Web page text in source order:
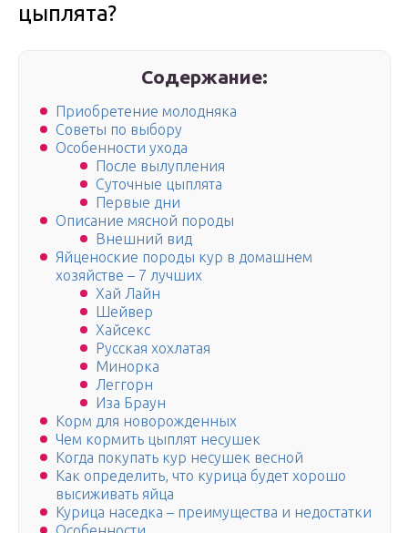
цыплята?
Содержание:
Приобретение молодняка
Советы по выбору
Особенности ухода
После вылупления
Суточные цыплята
Первые дни
Описание мясной породы
Внешний вид
Яйценоские породы кур в домашнем
хозяйстве – 7 лучших
Хай Лайн
Шейвер
Хайсекс
Русская хохлатая
Минорка
Леггорн
Иза Браун
Корм для новорожденных
Чем кормить цыплят несушек
Когда покупать кур несушек весной
Как определить, что курица будет хорошо
высиживать яйца
Курица наседка – преимущества и недостатки